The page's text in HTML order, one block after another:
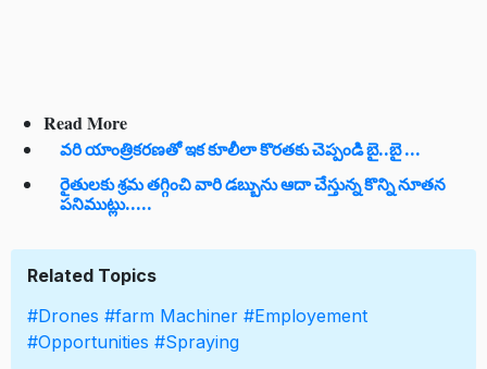
Read More
వరి యాంత్రికరణతో ఇక కూలీలా కొరతకు చెప్పండి బై..బై ...
రైతులకు శ్రమ తగ్గించి వారి డబ్బును ఆదా చేస్తున్న కొన్ని నూతన
పనిముట్లు.....
Related Topics
#Drones #farm Machiner #Employement
#Opportunities #Spraying